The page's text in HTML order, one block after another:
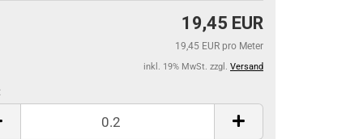
19,45 EUR
19,45 EUR pro Meter
inkl. 19% MwSt. zzgl. Versand